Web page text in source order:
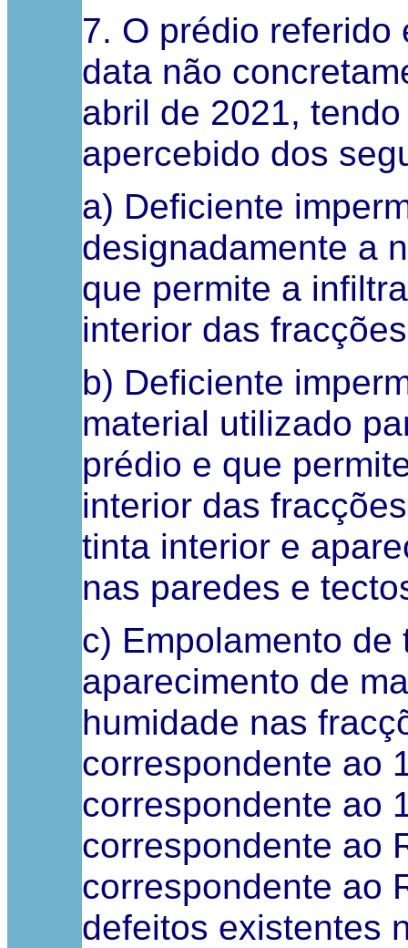
7. O prédio referido
data não
abril de 2021,
apercebido dos
a) Deficiente
designadamente a
que permite a
interior das
b) Deficiente
material utilizado
prédio e que
interior das
tinta interior e
nas paredes e
c) Empolamento
aparecimento de
humidade nas
correspondente ao
correspondente ao
correspondente ao
correspondente ao
defeitos existentes